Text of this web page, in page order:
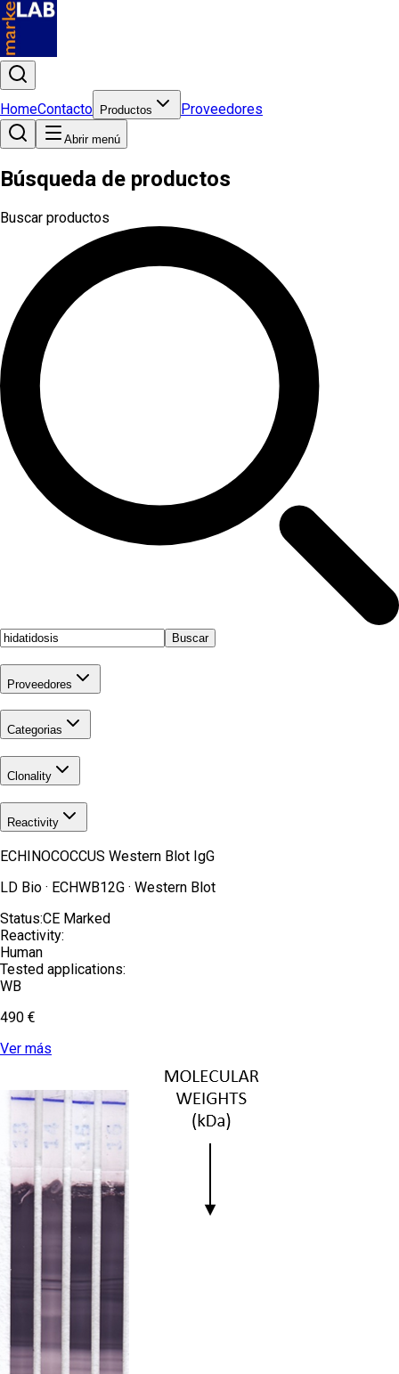
HomeContacto Productos Proveedores
Abrir menú
Búsqueda de productos
Buscar productos
Buscar
Proveedores
Categorias
Clonality
Reactivity
ECHINOCOCCUS Western Blot IgG
LD Bio · ECHWB12G · Western Blot
Status:CE Marked
Reactivity:
Human
Tested applications:
WB
490 €
Ver más